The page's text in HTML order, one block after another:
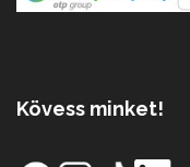
Kövess minket!